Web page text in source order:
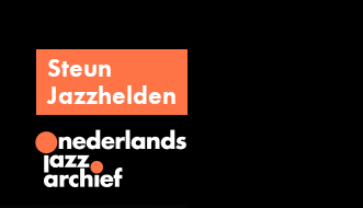
Steun
Jazzhelden